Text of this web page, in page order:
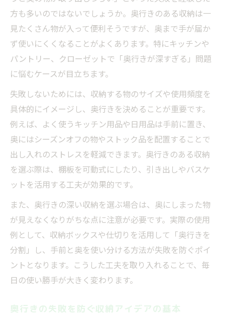
方も多いのではないでしょうか。奥行きのある収納は一
見たくさん物が入って便利そうですが、奥まで手が届か
ず使いにくくなることがよくあります。特にキッチンや
パントリー、クローゼットで「奥行きが深すぎる」問題
に悩むケースが目立ちます。
失敗しないためには、収納する物のサイズや使用頻度を
具体的にイメージし、奥行きを決めることが重要です。
例えば、よく使うキッチン用品や日用品は手前に置き、
奥にはシーズンオフの物やストック品を配置することで
出し入れのストレスを軽減できます。奥行きのある収納
を選ぶ際は、棚板を可動式にしたり、引き出しやバスケ
ットを活用する工夫が効果的です。
また、奥行きの深い収納を選ぶ場合は、奥にしまった物
が見えなくなりがちな点に注意が必要です。実際の使用
例として、収納ボックスや仕切りを活用して「奥行きを
分割」し、手前と奥を使い分ける方法が失敗を防ぐポイ
ントとなります。こうした工夫を取り入れることで、毎
日の使い勝手が大きく変わります。
奥行きの失敗を防ぐ収納アイデアの基本